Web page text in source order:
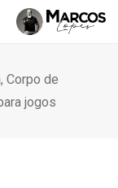
Corpo de
jogos